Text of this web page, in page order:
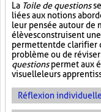
La Toile de questions
liées aux notions
leur pensée autour de
élèves construisent
permettent de clarifier
problème ou de
questionspermet aux
visuelle leurs
Réflexion